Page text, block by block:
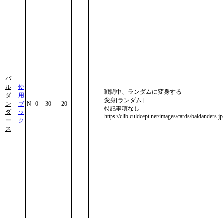
バ
ル
ダ
ン
ダ
ー
ス
使
用
ブ
ッ
ク
N 0 30 20
戦闘中、ランダムに変身する
変身[ランダム]
特記事項なし
https://clib.culdcept.net/images/cards/